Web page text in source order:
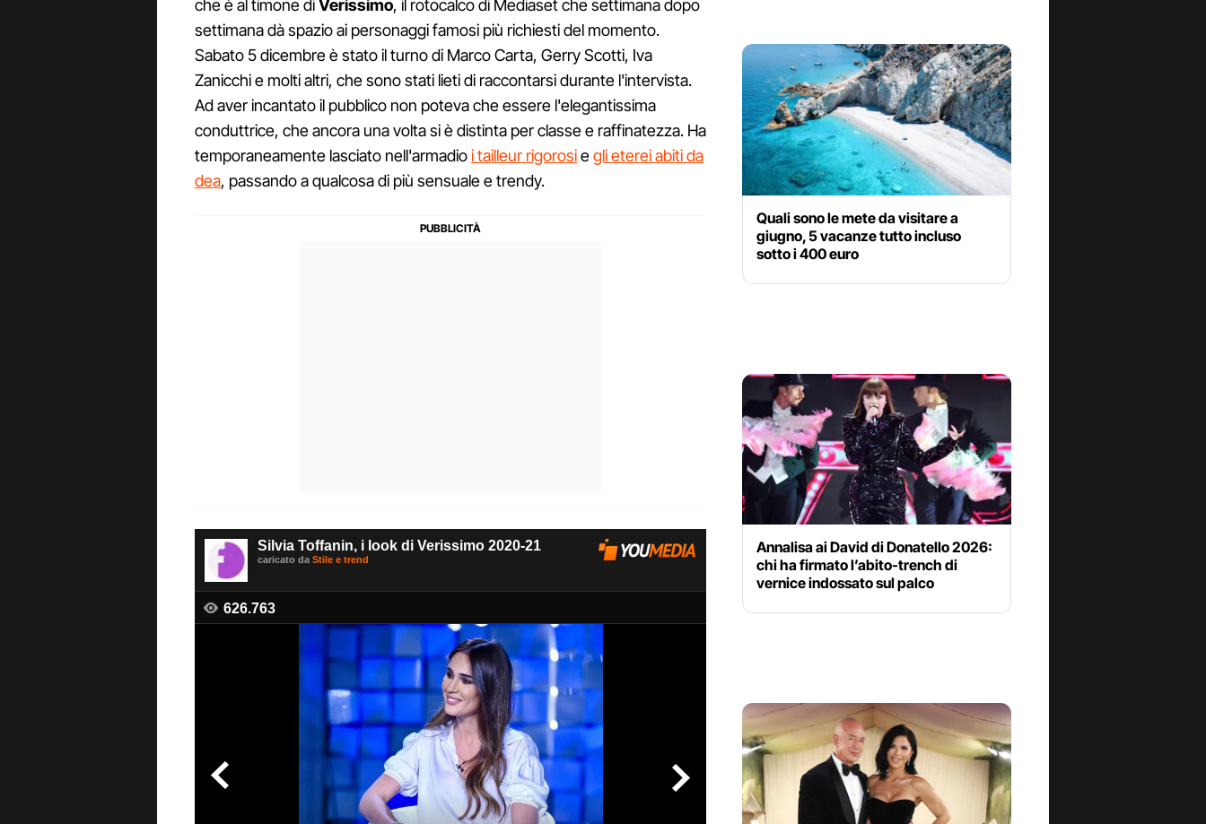
che è al timone diVerissimo, il rotocalco di Mediaset che settimana dopo
settimana dà spazio ai personaggi famosi più richiesti del momento.
Sabato 5 dicembre è stato il turno di Marco Carta, Gerry Scotti, Iva
Zanicchi e molti altri, che sono stati lieti di raccontarsi durante l'intervista.
Ad aver incantato il pubblico non poteva che essere l'elegantissima
conduttrice, che ancora una volta si è distinta per classe e raffinatezza. Ha
temporaneamente lasciato nell'armadioi tailleur rigorosiegli eterei abiti da
dea, passando a qualcosa di più sensuale e trendy.
Quali sono le mete da visitare a
giugno, 5 vacanze tutto incluso
sotto i 400 euro
Annalisa ai David di Donatello 2026:
chi ha firmato l’abito-trench di
vernice indossato sul palco